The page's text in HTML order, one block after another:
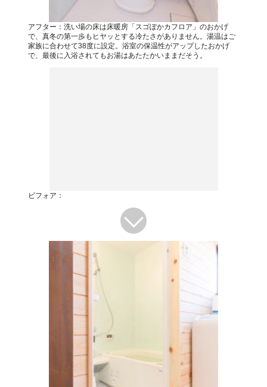
アフター：洗い場の床は床暖房「スゴぽかカフロア」のおかげ
で、真冬の第一歩もヒヤッとする冷たさがありません。湯温はご
家族に合わせて38度に設定。浴室の保温性がアップしたおかげ
で、最後に入浴されてもお湯はあたたかいままだそう。
ビフォア：